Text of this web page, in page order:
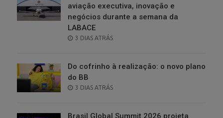
aviação executiva, inovação e
negócios durante a semana da
LABACE
POSTED
3 DIAS ATRÁS
Do cofrinho à realização: o novo plano
do BB
POSTED
3 DIAS ATRÁS
Brasil Global Summit 2026 projeta